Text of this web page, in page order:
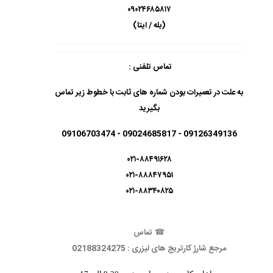
۰۹۰۲۴۶۸۵۸۱۷
(بله / ایتا)
تماس تلفنی :
به علت در تعمیرات بودن شماره های ثابت با خطوط زیر تماس
بگیرید
09126349136 - 09024685817 - 09106703474
۰۲۱-۸۸۴۹۱۶۲۸
۰۲۱-۸۸۸۴۷۹۵۱
۰۲۱-۸۸۳۴۰۸۲۵
☎ تماس
مرجع شارژ کارتریج های لیزری : 02188324275